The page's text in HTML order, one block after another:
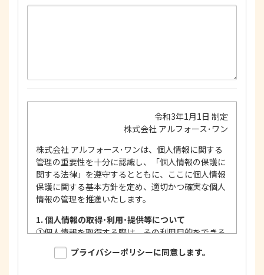
令和3年1月1日 制定
株式会社 アルフォース･ワン
株式会社 アルフォース･ワンは、個人情報に関する
管理の重要性を十分に認識し、「個人情報の保護に
関する法律」を遵守するとともに、ここに個人情報
保護に関する基本方針を定め、適切かつ確実な個人
情報の管理を推進いたします。
1. 個人情報の取得･利用･提供等について
①個人情報を取得する際は、その利用目的をできる
限り明確に特定し、その目的達成に必要な限度に
おいて適法かつ公正な手段を用い、同意を得て取
プライバシーポリシーに同意します。